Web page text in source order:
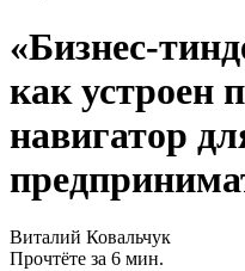
«Бизнес-
как устроен
навигатор
Виталий Ковальчук
Прочтёте за 6 мин.